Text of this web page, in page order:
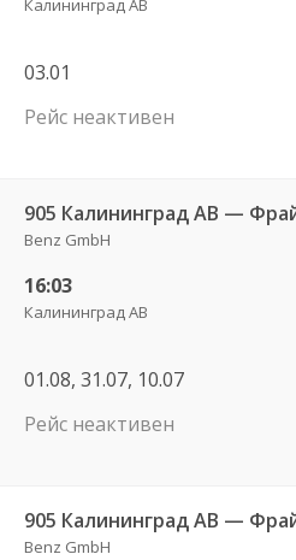
Калининград АВ
03.01
Рейс неактивен
905 Калининград АВ —
Benz GmbH
16:03
Калининград АВ
01.08, 31.07, 10.07
Рейс неактивен
905 Калининград АВ —
Benz GmbH